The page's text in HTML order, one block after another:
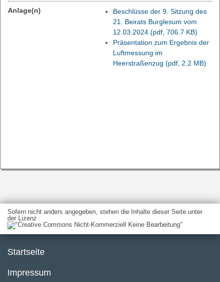
Anlage(n)
Beschlüsse der 9. Sitzung des
21. Beirats Burglesum vom
12.03.2024 (pdf, 706.7 KB)
Präsentation zum Ergebnis der
Luftmessung im
Heerstraßenzug (pdf, 2.2 MB)
Sofern nicht anders angegeben, stehen die Inhalte dieser Seite unter
der Lizenz
Startseite
Impressum